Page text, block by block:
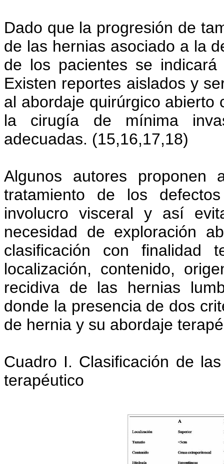
Dado que la progresión de
de las hernias asociado a la
de los pacientes se
Existen reportes aislados y
al abordaje quirúrgico abierto
la cirugía de mínima
adecuadas. (15,16,17,18)
Algunos autores
tratamiento de los
involucro visceral y así
necesidad de exploración
clasificación con finalidad
localización, contenido,
recidiva de las hernias
donde la presencia de dos
de hernia y su abordaje
Cuadro I. Clasificación de
terapéutico